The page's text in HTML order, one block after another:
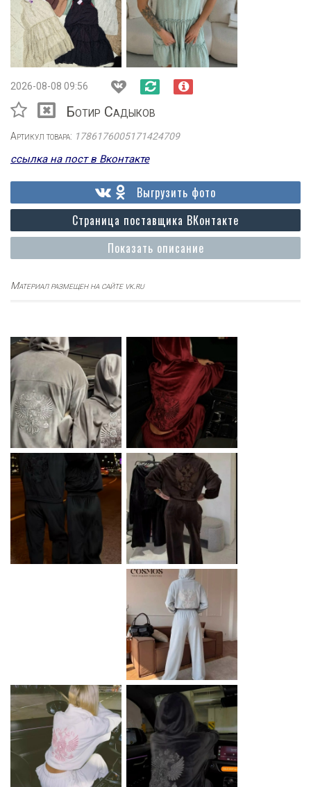
2026-08-08 09:56
Ботир Садыков
Артикул товара: 1786176005171424709
ссылка на пост в Вконтакте
Показать описание
Страница поставщика ВКонтакте
Выгрузить фото
Материал размещен на сайте vk.ru